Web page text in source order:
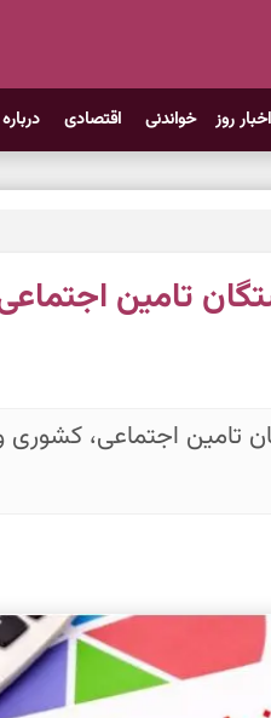
اخبار روز خواندنی اقتصادی
تامین
تامین اجتماعی،